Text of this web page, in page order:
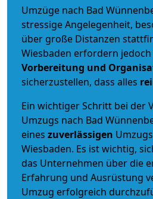
Umzüge nach Bad
stressige Angelegenheit,
über große Distanzen
Wiesbaden erfordern
Vorbereitung und
sicherzustellen, dass alles
Ein wichtiger Schritt bei der
Umzugs nach Bad
eines zuverlässigen
Wiesbaden. Es ist wichtig,
das Unternehmen über die
Erfahrung und Ausrüstung
Umzug erfolgreich